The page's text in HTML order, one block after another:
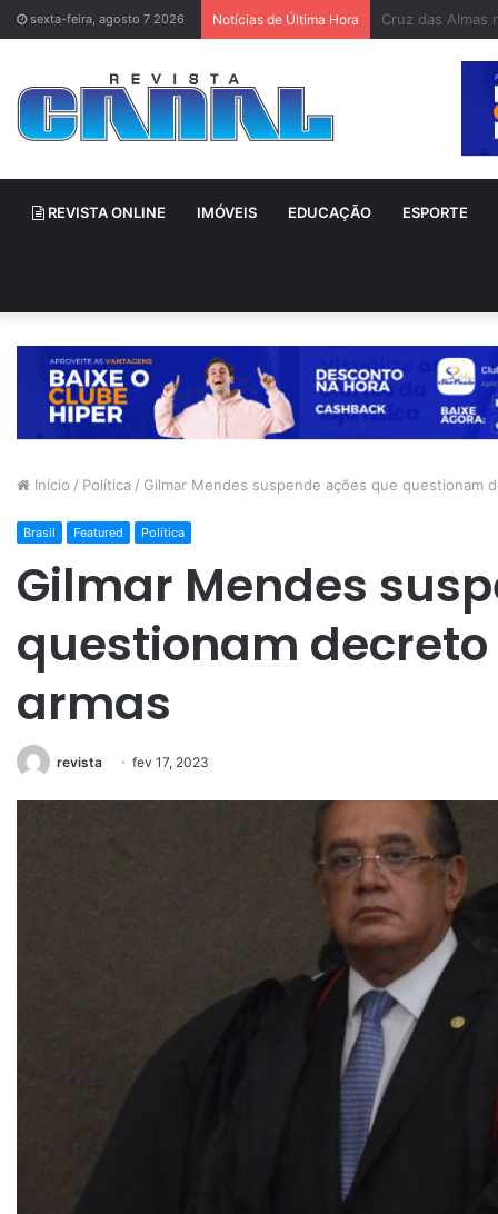
sexta-feira, agosto 7 2026 Notícias de Última Hora Bahia melhora
REVISTA ONLINE IMÓVEIS EDUCAÇÃO ESPORTE
Início / Política / Gilmar Mendes suspende ações que questionam
Brasil Featured Política
Gilmar Mendes
questionam decreto
armas
revista fev 17, 2023